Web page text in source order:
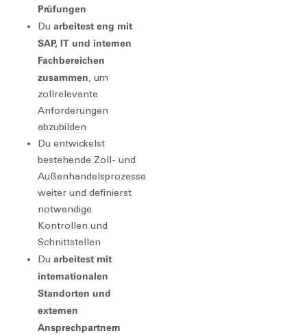
Prüfungen
Du arbeitest eng mit
SAP, IT und internen
Fachbereichen
zusammen, um
zollrelevante
Anforderungen
abzubilden
Du entwickelst
bestehende Zoll- und
Außenhandelsprozesse
weiter und definierst
notwendige
Kontrollen und
Schnittstellen
Du arbeitest mit
internationalen
Standorten und
externen
Ansprechpartnern